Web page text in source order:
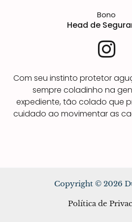
Bono
Head de
I
s
t
a
m
Com seu instinto protetor
sempre coladinho na
expediente, tão colado que
cuidado ao movimentar as
Copyright © 2026
Política de